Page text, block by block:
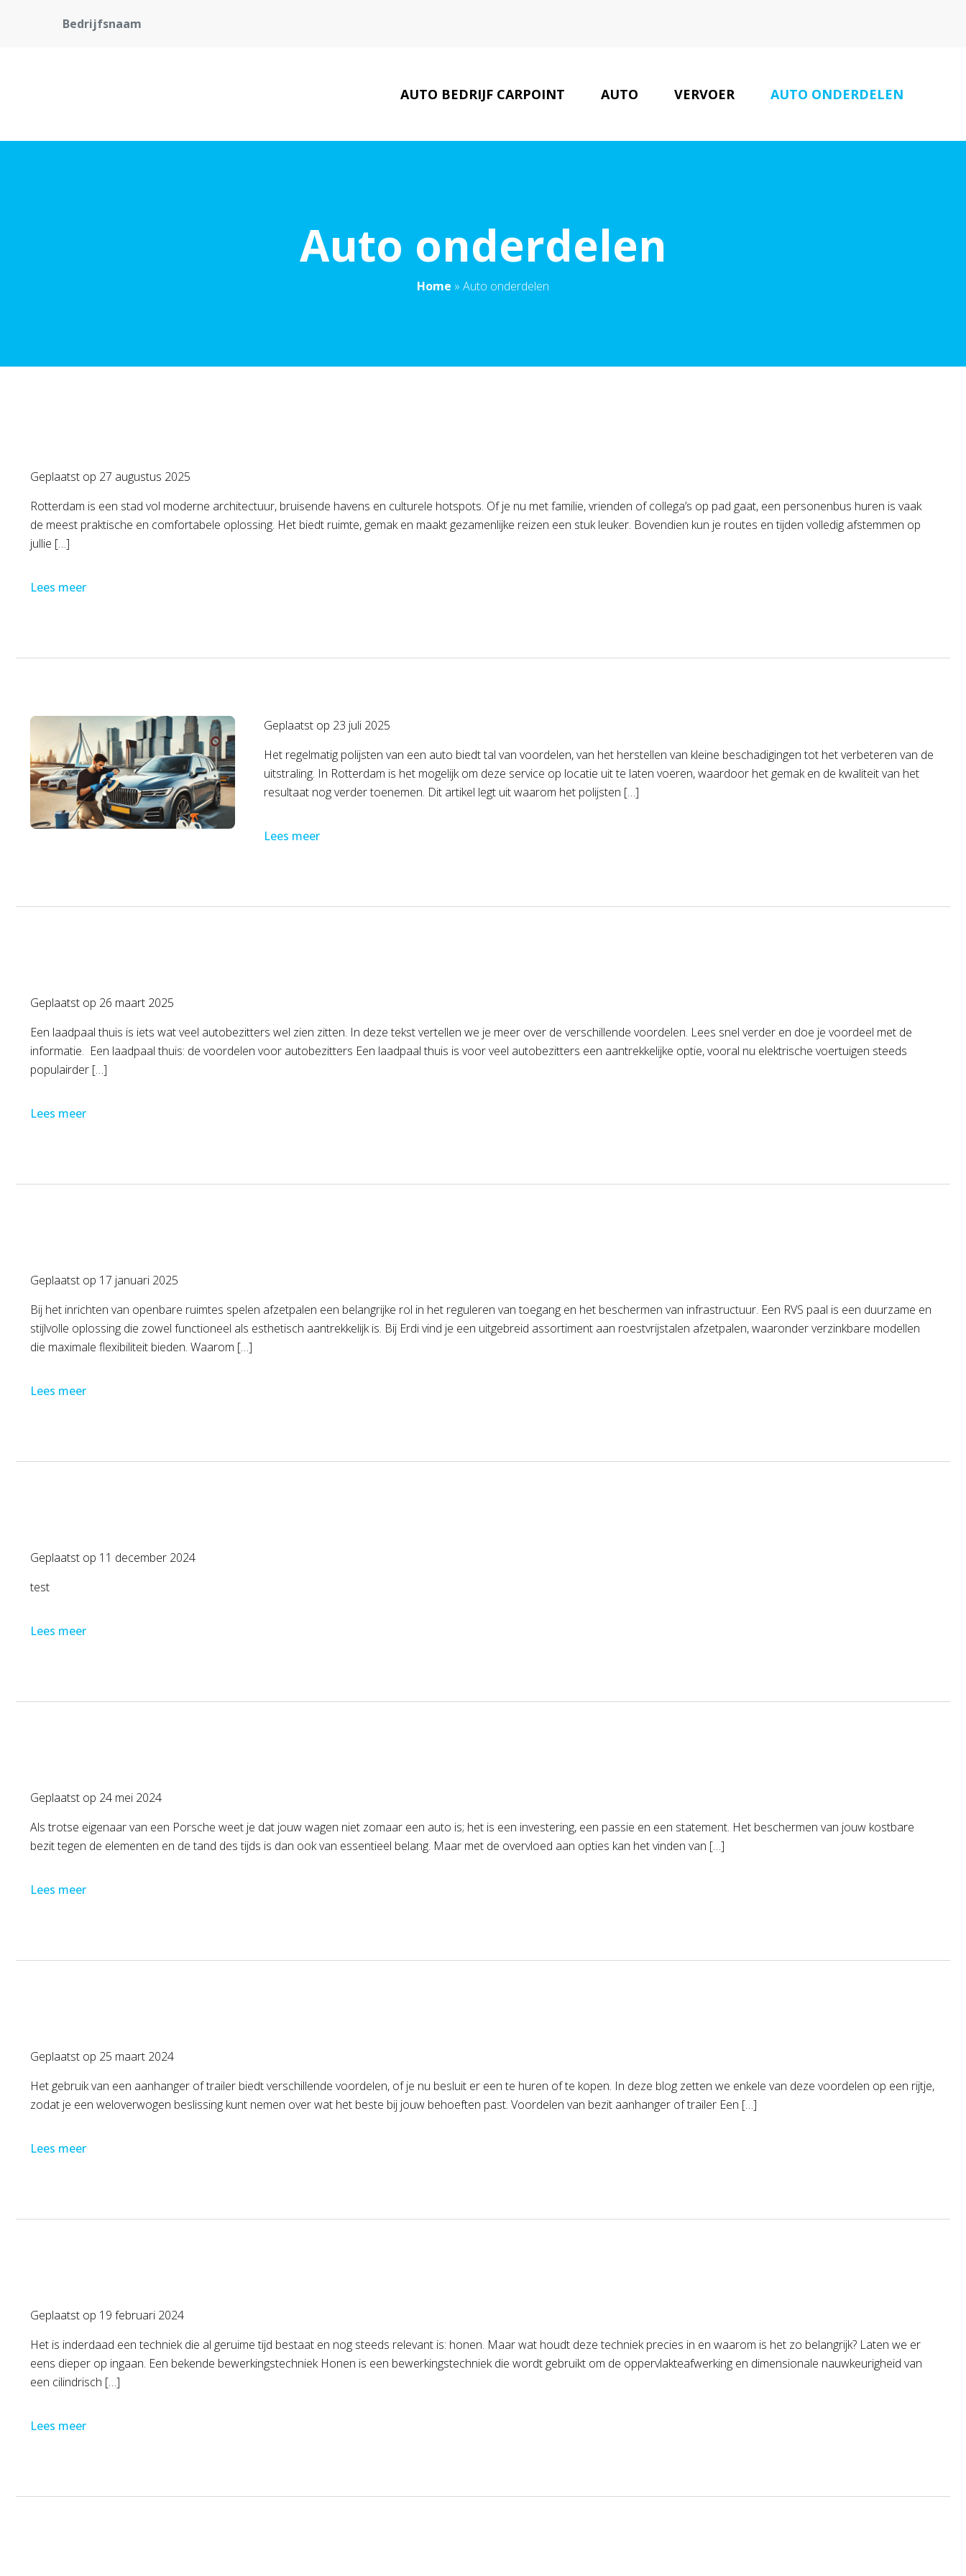
Bedrijfsnaam
AUTO BEDRIJF CARPOINT AUTO VERVOER AUTO ONDERDELEN
Auto onderdelen
Home » Auto onderdelen
Geplaatst op 27 augustus 2025
Rotterdam is een stad vol moderne architectuur, bruisende havens en culturele hotspots. Of je nu met familie, vrienden of collega’s op pad gaat, een personenbus huren is vaak
de meest praktische en comfortabele oplossing. Het biedt ruimte, gemak en maakt gezamenlijke reizen een stuk leuker. Bovendien kun je routes en tijden volledig afstemmen op
jullie […]
Lees meer
Geplaatst op 23 juli 2025
Het regelmatig polijsten van een auto biedt tal van voordelen, van het herstellen van kleine beschadigingen tot het verbeteren van de
uitstraling. In Rotterdam is het mogelijk om deze service op locatie uit te laten voeren, waardoor het gemak en de kwaliteit van het
resultaat nog verder toenemen. Dit artikel legt uit waarom het polijsten […]
Lees meer
Geplaatst op 26 maart 2025
Een laadpaal thuis is iets wat veel autobezitters wel zien zitten. In deze tekst vertellen we je meer over de verschillende voordelen. Lees snel verder en doe je voordeel met de
informatie. Een laadpaal thuis: de voordelen voor autobezitters Een laadpaal thuis is voor veel autobezitters een aantrekkelijke optie, vooral nu elektrische voertuigen steeds
populairder […]
Lees meer
Geplaatst op 17 januari 2025
Bij het inrichten van openbare ruimtes spelen afzetpalen een belangrijke rol in het reguleren van toegang en het beschermen van infrastructuur. Een RVS paal is een duurzame en
stijlvolle oplossing die zowel functioneel als esthetisch aantrekkelijk is. Bij Erdi vind je een uitgebreid assortiment aan roestvrijstalen afzetpalen, waaronder verzinkbare modellen
die maximale flexibiliteit bieden. Waarom […]
Lees meer
Geplaatst op 11 december 2024
test
Lees meer
Geplaatst op 24 mei 2024
Als trotse eigenaar van een Porsche weet je dat jouw wagen niet zomaar een auto is; het is een investering, een passie en een statement. Het beschermen van jouw kostbare
bezit tegen de elementen en de tand des tijds is dan ook van essentieel belang. Maar met de overvloed aan opties kan het vinden van […]
Lees meer
Geplaatst op 25 maart 2024
Het gebruik van een aanhanger of trailer biedt verschillende voordelen, of je nu besluit er een te huren of te kopen. In deze blog zetten we enkele van deze voordelen op een rijtje,
zodat je een weloverwogen beslissing kunt nemen over wat het beste bij jouw behoeften past. Voordelen van bezit aanhanger of trailer Een […]
Lees meer
Geplaatst op 19 februari 2024
Het is inderdaad een techniek die al geruime tijd bestaat en nog steeds relevant is: honen. Maar wat houdt deze techniek precies in en waarom is het zo belangrijk? Laten we er
eens dieper op ingaan. Een bekende bewerkingstechniek Honen is een bewerkingstechniek die wordt gebruikt om de oppervlakteafwerking en dimensionale nauwkeurigheid van
een cilindrisch […]
Lees meer